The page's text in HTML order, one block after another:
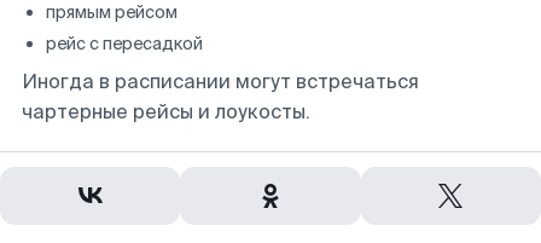
прямым рейсом
рейс с пересадкой
Иногда в расписании могут встречаться
чартерные рейсы и лоукосты.